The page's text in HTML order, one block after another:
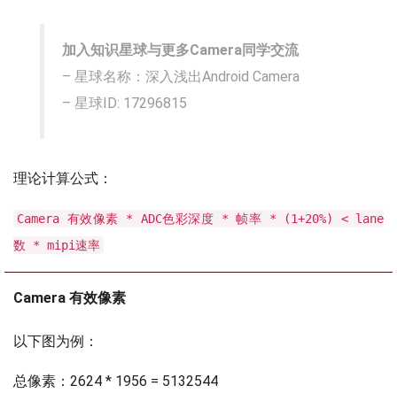
加入知识星球与更多Camera同学交流
– 星球名称：深入浅出Android Camera
– 星球ID: 17296815
理论计算公式：
Camera 有效像素 * ADC色彩深度 * 帧率 * (1+20%) < lane
数 * mipi速率
Camera 有效像素
以下图为例：
总像素：2624 * 1956 = 5132544